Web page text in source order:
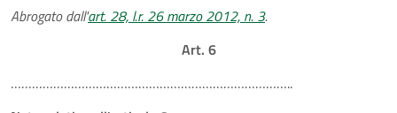
Abrogato dall'art. 28, l.r. 26 marzo 2012, n. 3.
Art. 6
……………………………………………………………………..